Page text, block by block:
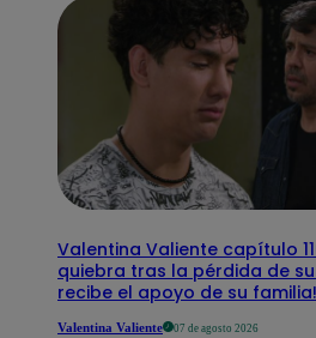
Valentina Valiente capítulo
quiebra tras la pérdida de
recibe el apoyo de su familia!
Valentina Valiente 07 de agosto 2026